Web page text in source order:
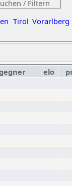
Tirol Vorarlberg
elo